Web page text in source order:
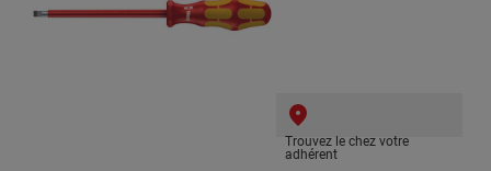
Trouvez le chez votre
adhérent